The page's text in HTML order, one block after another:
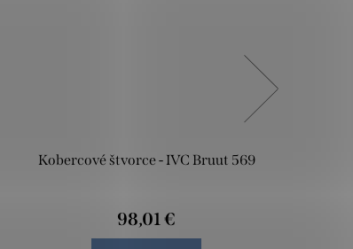
Kobercové štvorce - IVC Bruut 569
98,01 €